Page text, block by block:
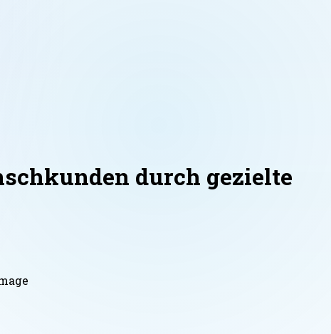
durch gezielte